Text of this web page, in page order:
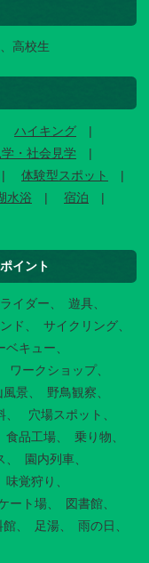
高校生
ハイキング
・社会見学
体験型スポット
水浴
宿泊
イント
イダー
遊具
ド
サイクリング
ベキュー
ワークショップ
風景
野鳥観察
穴場スポット
食品工場
乗り物
園内列車
味覚狩り
ート場
図書館
館 足湯
雨の日